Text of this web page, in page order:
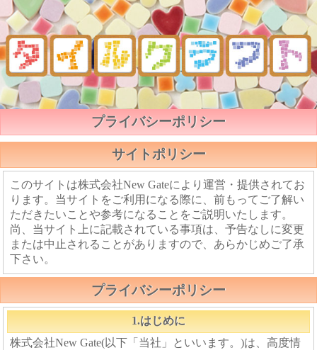
プライバシーポリシー
サイトポリシー
このサイトは株式会社New Gateにより運営・提供されてお
ります。当サイトをご利用になる際に、前もってご了解い
ただきたいことや参考になることをご説明いたします。
尚、当サイト上に記載されている事項は、予告なしに変更
または中止されることがありますので、あらかじめご了承
下さい。
プライバシーポリシー
1.はじめに
株式会社New Gate(以下「当社」といいます。)は、高度情